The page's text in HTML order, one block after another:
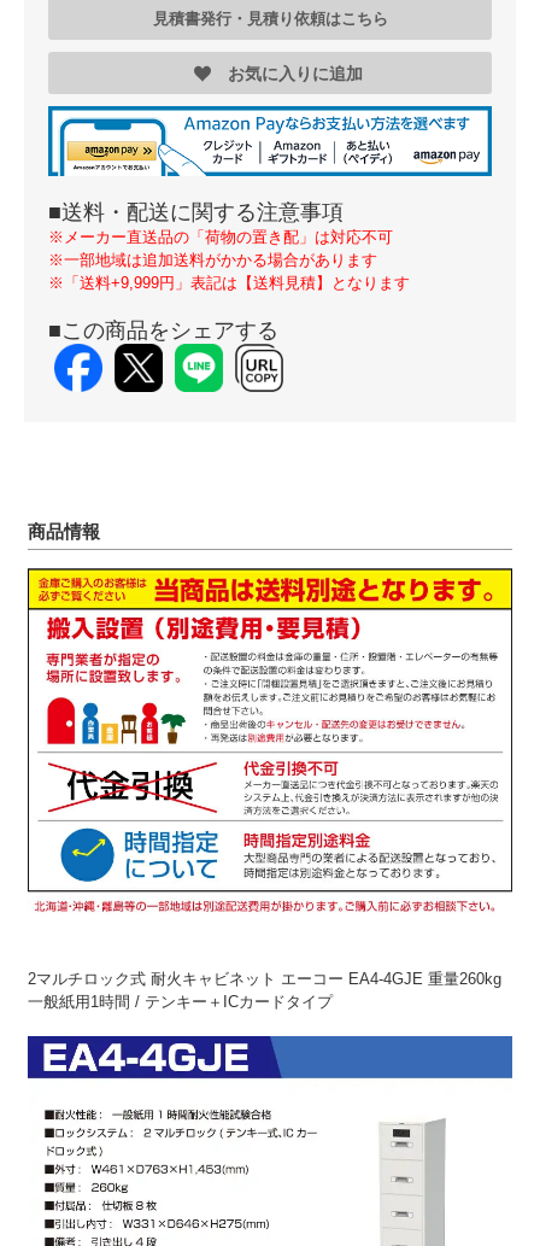
見積書発行・見積り依頼はこちら
お気に入りに追加
■送料・配送に関する注意事項
※メーカー直送品の「荷物の置き配」は対応不可
※一部地域は追加送料がかかる場合があります
※「送料+9,999円」表記は【送料見積】となります
■この商品をシェアする
商品情報
2マルチロック式 耐火キャビネット エーコー EA4-4GJE 重量260kg
一般紙用1時間 / テンキー＋ICカードタイプ